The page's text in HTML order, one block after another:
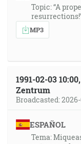
Topic: “A
MP3
1991-02-03
Zentrum
Broadcasted: 2026-
ESPAÑOL
Tema: